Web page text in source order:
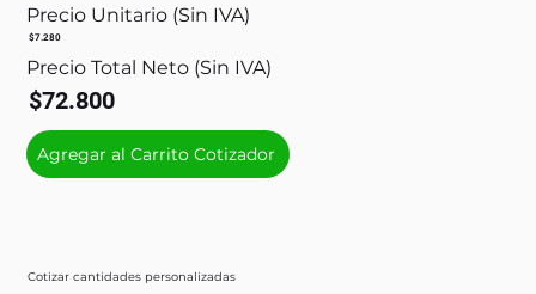
Cotizar cantidades personalizadas
Precio Unitario (Sin IVA)
$7.280
Precio Total Neto (Sin IVA)
$72.800
Agregar al Carrito Cotizador